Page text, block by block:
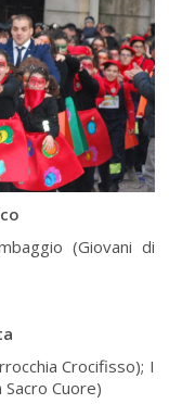
(Giovani di
Crocifisso); I
Cuore)